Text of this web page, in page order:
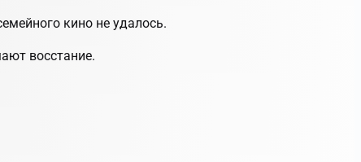
кино не удалось.
восстание.